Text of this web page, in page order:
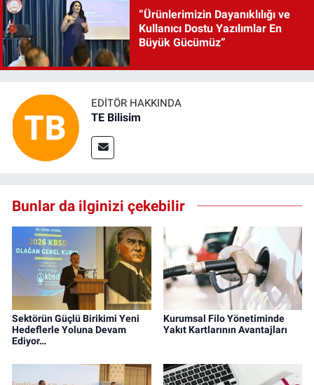
“Ürünlerimizin Dayanıklılığı ve
Kullanıcı Dostu Yazılımlar En
Büyük Gücümüz”
EDITÖR HAKKINDA
TE Bilisim
Bunlar da ilginizi çekebilir
Sektörün Güçlü Birikimi Yeni
Hedeflerle Yoluna Devam
Ediyor…
Kurumsal Filo Yönetiminde
Yakıt Kartlarının Avantajları